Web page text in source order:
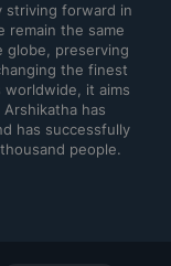
striving forward in
remain the same
globe, preserving
the finest
it aims
has
has successfully
people.